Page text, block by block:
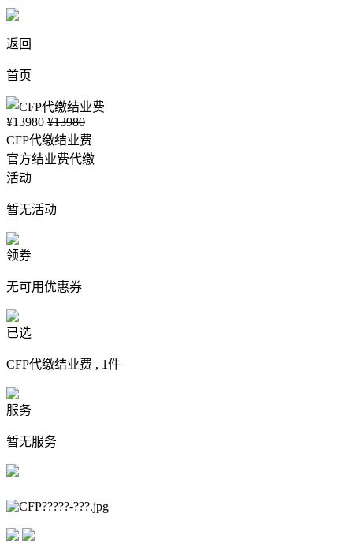
返回
首页
¥13980 ¥13980
CFP代缴结业费
官方结业费代缴
活动
暂无活动
领券
无可用优惠券
已选
CFP代缴结业费 , 1件
服务
暂无服务